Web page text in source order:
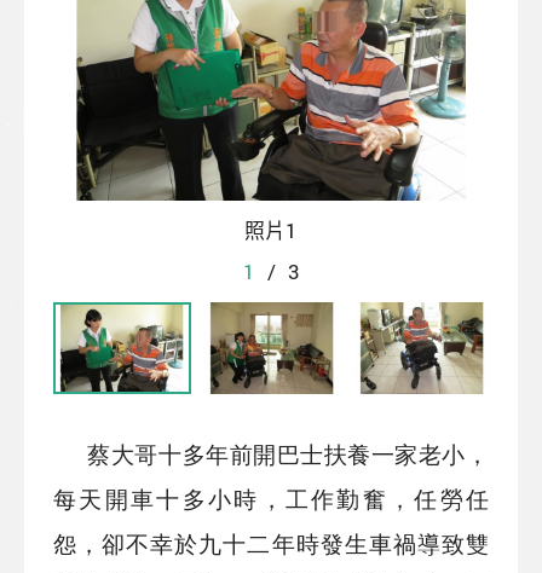
照片1
1
/ 3
蔡大哥十多年前開巴士扶養一家老小，
每天開車十多小時，工作勤奮，任勞任
怨，卻不幸於九十二年時發生車禍導致雙